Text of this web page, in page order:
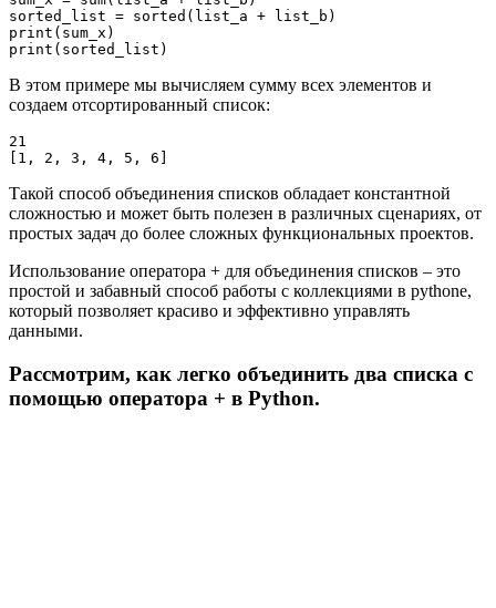
sorted_list = sorted(list_a + list_b)
print(sum_x)
print(sorted_list)
В этом примере мы вычисляем сумму всех элементов и
создаем отсортированный список:
21
[1, 2, 3, 4, 5, 6]
Такой способ объединения списков обладает константной
сложностью и может быть полезен в различных сценариях, от
простых задач до более сложных функциональных проектов.
Использование оператора + для объединения списков – это
простой и забавный способ работы с коллекциями в pythonе,
который позволяет красиво и эффективно управлять
данными.
Рассмотрим, как легко объединить два списка с
помощью оператора + в Python.